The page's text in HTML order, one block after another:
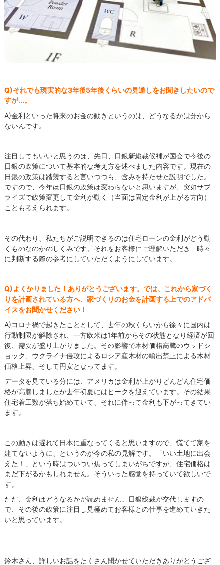
Q)それでも現実的な3年後5年後くらいの見通しをお聞きしたいので
すが...。
A)金利といった将来のお金の動きというのは、どうなるかは分から
ないんです。
注目してもいいと思うのは、先日、日銀新総裁候補が国会で今後の
日銀の政策について基本的な考え方を述べました内容です。現在の
日銀の政策は踏襲すると言いつつも、含みを持たせた説明でした。
ですので、今年は日銀の政策は変わらないと思いますが、突如サプ
ライズで政策変更して金利が動く（当面は固定金利が上がる方向）
ことも考えられます。
その代わり、私たちがご説明できるのは住宅ローンの金利がどう動
くものなのかのしくみです。それをお客様にご理解いただき、時々
に判断する際の参考にしていただくようにしています。
Q)よくかりました！ありがとうございます。では、これから家づく
りを計画されている方へ、家づくりのお金を計画する上でのアドバ
イスをお聞かせください！
A)コロナ禍で起きたこととして、去年の秋くらいから徐々に国内は
行動制限が解除され、 一方欧米は1年前からその状態となり経済が回
復、需要が盛り上がりました。その影響で木材価格高騰のウッドシ
ョック、ウクライナ侵攻によるロシア産木材の輸出禁止による木材
価格上昇、そして円安となってます。
データを見ている分には、アメリカは金利が上がりどんどん住宅価
格が高騰しましたが去年初夏にはピークを迎えています。その結果
住宅着工数が落ち始めていて、それに伴って金利も下がってきてい
ます。
この動きは遅れて日本に重なってくると思いますので、慌てて家を
建てないように、というのが今の私の見解です。「いい土地に出会
えた！」という時はついつい焦ってしまいがちですが、 住宅価格は
まだ下がるかもしれません。そういった感覚を持っていて欲しいで
す。
ただ、金利はどうなるかが読めません。日銀総裁が交代しますの
で、その後の政策に注目し見極めてお客様との仕事を進めていきた
いと思っています。
鈴木さん、詳しいお話をたくさん聞かせていただきありがとうござ